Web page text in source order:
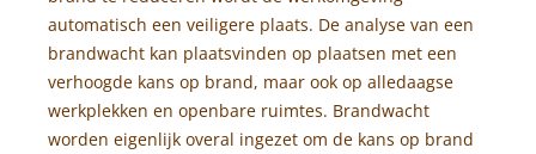
automatisch een veiligere plaats. De analyse van een
brandwacht kan plaatsvinden op plaatsen met een
verhoogde kans op brand, maar ook op alledaagse
werkplekken en openbare ruimtes. Brandwacht
worden eigenlijk overal ingezet om de kans op brand